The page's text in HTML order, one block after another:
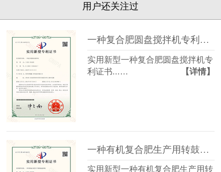
用户还关注过
一种复合肥圆盘搅拌机专利证书
实用新型一种复合肥圆盘搅拌机专
利证书...…
【详情】
一种有机复合肥生产用转鼓造粒机专利证书
实用新型一种有机复合肥生产用转